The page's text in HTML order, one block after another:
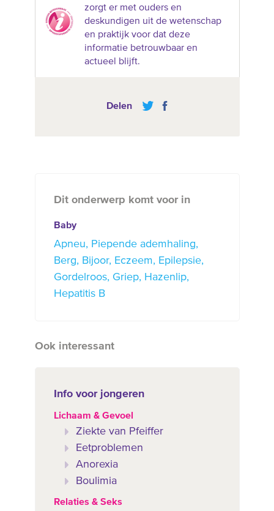
zorgt er met ouders en
deskundigen uit de wetenschap
en praktijk voor dat deze
informatie betrouwbaar en
actueel blijft.
Delen
Dit onderwerp komt voor in
Baby
Apneu
Piepende ademhaling
Berg
Bijoor Eczeem
Epilepsie
Gordelroos Griep
Hazenlip
Hepatitis B
Ook interessant
Info voor jongeren
Lichaam & Gevoel
Ziekte van Pfeiffer
Eetproblemen
Anorexia
Boulimia
Relaties & Seks